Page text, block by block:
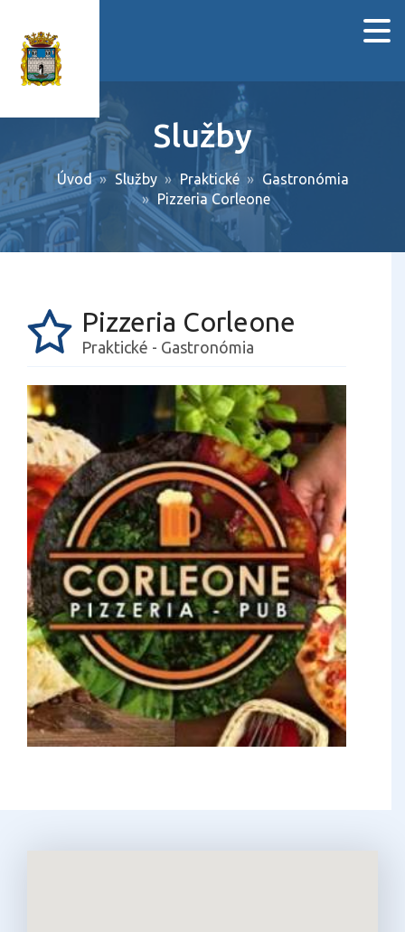
Služby
Úvod Služby Praktické
Gastronómia
Pizzeria Corleone
Pizzeria Corleone
Praktické - Gastronómia